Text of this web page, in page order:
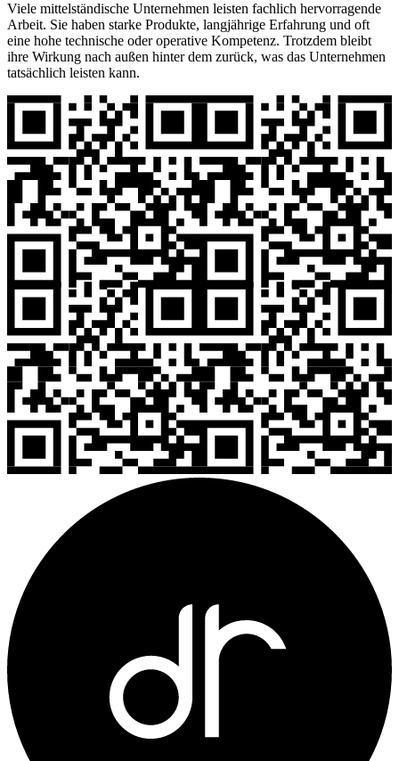
Viele mittelständische Unternehmen leisten fachlich hervorragende
Arbeit. Sie haben starke Produkte, langjährige Erfahrung und oft
eine hohe technische oder operative Kompetenz. Trotzdem bleibt
ihre Wirkung nach außen hinter dem zurück, was das Unternehmen
tatsächlich leisten kann.